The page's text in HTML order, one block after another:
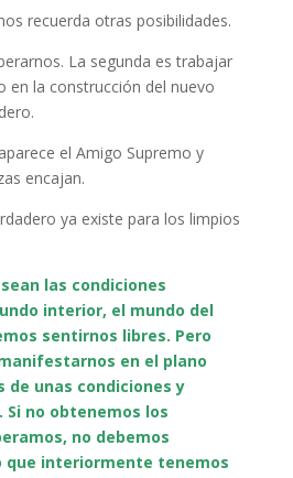
recuerda otras posibilidades.
La segunda es trabajar
en la construcción del nuevo
el Amigo Supremo y
encajan.
ya existe para los limpios
las condiciones
interior, el mundo del
sentirnos libres. Pero
en el plano
de unas condiciones y
no obtenemos los
no debemos
que interiormente tenemos